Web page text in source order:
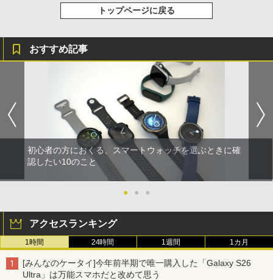
トップページに戻る
おすすめ記事
初心者の方におくる、スマートウォッチを選ぶときに確
認したい10のこと
● ● ●
アクセスランキング
1時間 24時間 1週間 1カ月
[みんなのケータイ]今年前半期で唯一購入した「Galaxy S26
Ultra」は万能スマホだと改めて思う